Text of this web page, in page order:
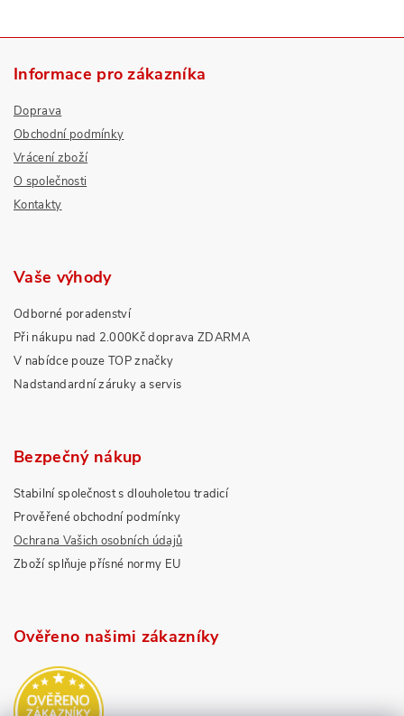
Informace pro zákazníka
Doprava
Obchodní podmínky
Vrácení zboží
O společnosti
Kontakty
Vaše výhody
Odborné poradenství
Při nákupu nad 2.000Kč doprava ZDARMA
V nabídce pouze TOP značky
Nadstandardní záruky a servis
Bezpečný nákup
Stabilní společnost s dlouholetou tradicí
Prověřené obchodní podmínky
Ochrana Vašich osobních údajů
Zboží splňuje přísné normy EU
Ověřeno našimi zákazníky